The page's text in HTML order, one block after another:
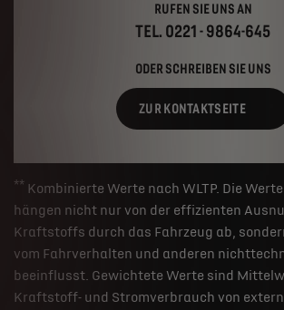
RUFEN SIE UNS AN
TEL. 0221 - 9864-645
ODER SCHREIBEN SIE UNS
ZUR KONTAKTSEITE
** Kombinierte Werte nach WLTP. Die
hängen nicht nur von der effizienten
Kraftstoffs durch das Fahrzeug ab,
vom Fahrverhalten und anderen
beeinflusst. Gewichtete Werte sind
Kraftstoff- und Stromverbrauch von